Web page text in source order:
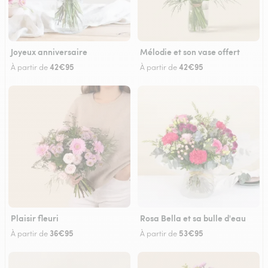
Joyeux anniversaire
À partir de42€95
Mélodie et son vase offert
À partir de42€95
Plaisir fleuri
À partir de 36€95
Rosa Bella et sa bulle d'eau
À partir de 53€95